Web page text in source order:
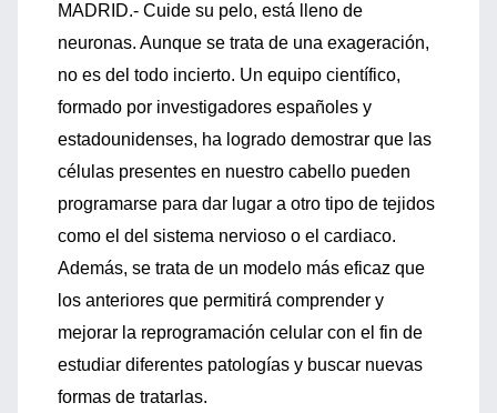
MADRID.- Cuide su pelo, está lleno de
neuronas. Aunque se trata de una exageración,
no es del todo incierto. Un equipo científico,
formado por investigadores españoles y
estadounidenses, ha logrado demostrar que las
células presentes en nuestro cabello pueden
programarse para dar lugar a otro tipo de tejidos
como el del sistema nervioso o el cardiaco.
Además, se trata de un modelo más eficaz que
los anteriores que permitirá comprender y
mejorar la reprogramación celular con el fin de
estudiar diferentes patologías y buscar nuevas
formas de tratarlas.